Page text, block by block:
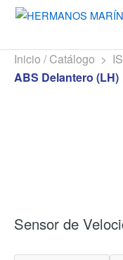
Inicio / Catálogo >
ABS Delantero (LH)
Sensor de